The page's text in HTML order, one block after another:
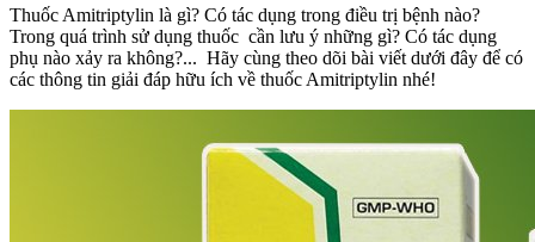
Thuốc Amitriptylin là gì? Có tác dụng trong điều trị bệnh nào?
Trong quá trình sử dụng thuốc cần lưu ý những gì? Có tác dụng
phụ nào xảy ra không?... Hãy cùng theo dõi bài viết dưới đây để có
các thông tin giải đáp hữu ích về thuốc Amitriptylin nhé!